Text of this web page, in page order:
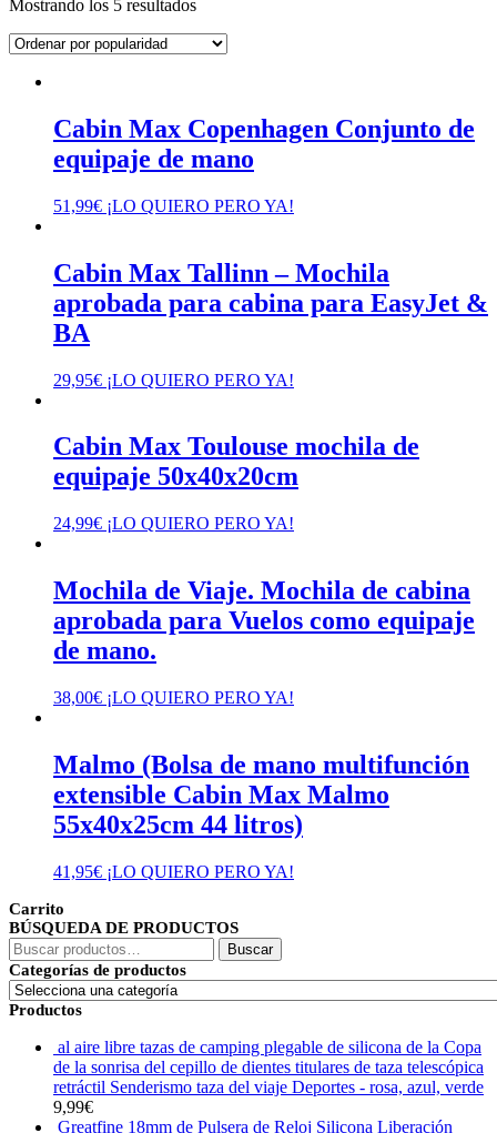
Mostrando los 5 resultados
popularidad
Cabin Max Copenhagen Conjunto de
equipaje de mano
51,99€ ¡LO QUIERO PERO YA!
Cabin Max Tallinn – Mochila
aprobada para cabina para EasyJet &
BA
29,95€ ¡LO QUIERO PERO YA!
Cabin Max Toulouse mochila de
equipaje 50x40x20cm
24,99€ ¡LO QUIERO PERO YA!
Mochila de Viaje. Mochila de cabina
aprobada para Vuelos como equipaje
de mano.
38,00€ ¡LO QUIERO PERO YA!
Malmo (Bolsa de mano multifunción
extensible Cabin Max Malmo
55x40x25cm 44 litros)
41,95€ ¡LO QUIERO PERO YA!
Carrito
BÚSQUEDA DE PRODUCTOS
Buscar
por:
Buscar
Categorías de productos
Productos
al aire libre tazas de camping plegable de silicona de la Copa
de la sonrisa del cepillo de dientes titulares de taza telescópica
retráctil Senderismo taza del viaje Deportes - rosa, azul, verde
9,99€
Greatfine 18mm de Pulsera de Reloj Silicona Liberación